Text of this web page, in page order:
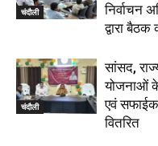
चंदौली
निर्वाचन
द्वारा
चंदौली
सांसद,
योजनाओं
एवं
वितरित